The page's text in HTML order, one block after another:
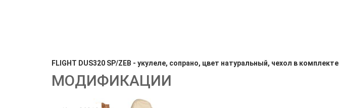
FLIGHT DUS320 SP/ZEB - укулеле, сопрано, цвет натуральный, чехол в комплекте
МОДИФИКАЦИИ